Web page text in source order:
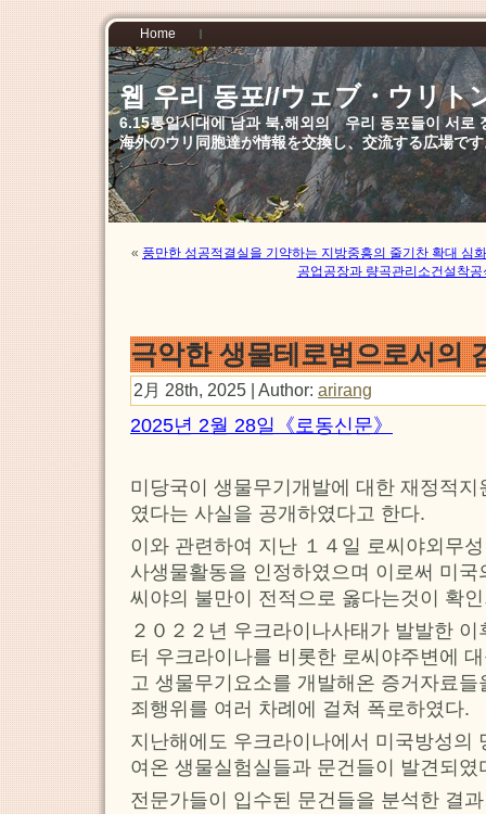
Home
웹 우리 동포//ウェブ・ウリト
6.15통일시대에 남과 북,해외의 우리 동포들이 서로
海外のウリ同胞達が情報を交換し、交流する広場で
« 풍만한 성공적결실을 기약하는 지방중흥의 줄기찬 확대 심
공업공장과 량곡관리소건설착
극악한 생물테로범으로서의
2月 28th, 2025 | Author: arirang
2025년 2월 28일《로동신문》
미당국이 생물무기개발에 대한 재정적
였다는 사실을 공개하였다고 한다.
이와 관련하여 지난 １４일 로씨야외무
사생물활동을 인정하였으며 이로써 미
씨야의 불만이 전적으로 옳다는것이 확
２０２２년 우크라이나사태가 발발한
터 우크라이나를 비롯한 로씨야주변에
고 생물무기요소를 개발해온 증거자료
죄행위를 여러 차례에 걸쳐 폭로하였다.
지난해에도 우크라이나에서 미국방성의
여온 생물실험실들과 문건들이 발견되였
전문가들이 입수된 문건들을 분석한 결